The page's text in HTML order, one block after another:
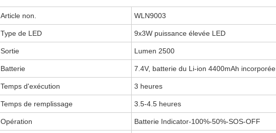
Article non. WLN9003
Type de LED 9x3W puissance élevée LED
Sortie Lumen 2500
Batterie 7.4V, batterie du Li-ion 4400mAh incorporée
Temps d'exécution 3 heures
Temps de remplissage 3.5-4.5 heures
Opération Batterie Indicator-100%-50%-SOS-OFF